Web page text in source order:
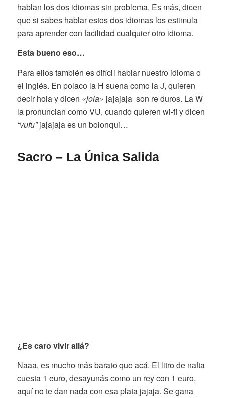
hablan los dos idiomas sin problema. Es más, dicen
que si sabes hablar estos dos idiomas los estimula
para aprender con facilidad cualquier otro idioma.
Esta bueno eso…
Para ellos también es difícil hablar nuestro idioma o
el inglés. En polaco la H suena como la J, quieren
decir hola y dicen «jola» jajajaja son re duros. La W
la pronuncian como VU, cuando quieren wi-fi y dicen
“vufu”jajajaja es un bolonqui…
Sacro – La Única Salida
¿Es caro vivir allá?
Naaa, es mucho más barato que acá. El litro de nafta
cuesta 1 euro, desayunás como un rey con 1 euro,
aquí no te dan nada con esa plata jajaja. Se gana